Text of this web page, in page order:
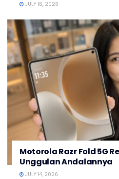
JULY 16, 2026
Motorola Razr Fold 5G
Unggulan Andalannya
JULY 14, 2026